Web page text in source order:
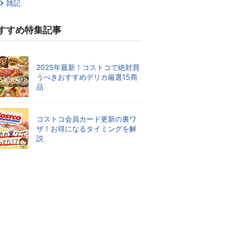
雑記
すめ特集記事
2025年最新！コストコで絶対買
うべきおすすめデリカ厳選15商
品
コストコ会員カード更新の裏ワ
ザ！お得になるタイミングを解
説